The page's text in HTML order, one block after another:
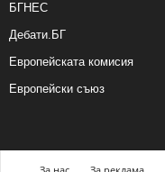
БГНЕС
Дебати.БГ
Европейската комисия
Европейски съюз